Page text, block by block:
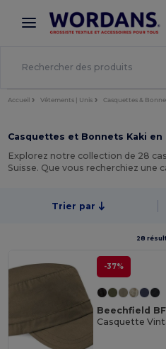
× Appli Wordans
Meilleurs prix sur l’app !
Accueil Vêtements | Unis Casquettes &
Casquettes et Bonnets Kaki en
Explorez notre collection de 28
Suisse. Que vous recherchiez une
Trier par
28
-37%
Beechfield
Casquette